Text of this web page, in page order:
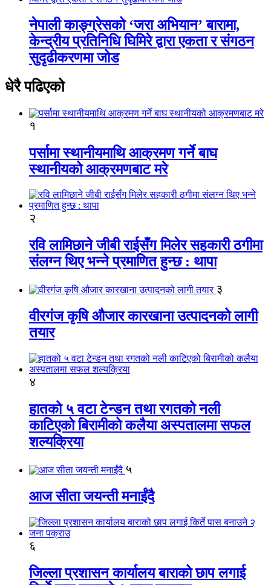
नेपाली काङ्ग्रेसको ‘जरा अभियान’ बारामा,
केन्द्रीय प्रतिनिधि घिमिरे द्वारा एकता र संगठन
सुदृढीकरणमा जोड
धेरै पढिएको
१
पर्सामा स्थानीयमाथि आक्रमण गर्ने बाघ
स्थानीयको आक्रमणबाट मरे
२
रवि लामिछाने जीबी राईसँग मिलेर सहकारी ठगीमा
संलग्न थिए भन्ने प्रमाणित हुन्छ : थापा
३
वीरगंज कृषि औजार कारखाना उत्पादनको लागी
तयार
४
हातको ५ वटा टेन्डन तथा रगतको नली
काटिएको बिरामीको कलैया अस्पतालमा सफल
शल्यक्रिया
५
आज सीता जयन्ती मनाईंदै
६
जिल्ला प्रशासन कार्यालय बाराको छाप लगाई